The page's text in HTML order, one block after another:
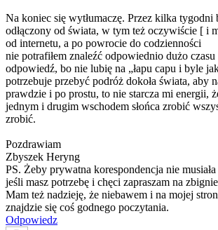
Na koniec się wytłumaczę. Przez kilka tygodni
odłączony od świata, w tym też oczywiście [ i
od internetu, a po powrocie do codzienności
nie potrafiłem znaleźć odpowiednio dużo czasu
odpowiedź, bo nie lubię na „łapu capu i byle
potrzebuje przebyć podróż dokoła świata, aby
prawdzie i po prostu, to nie starcza mi energii,
jednym i drugim wschodem słońca zrobić
zrobić.
Pozdrawiam
Zbyszek Heryng
PS. Żeby prywatna korespondencja nie
jeśli masz potrzebę i chęci zapraszam na
Mam też nadzieję, że niebawem i na mojej
znajdzie się coś godnego poczytania.
Odpowiedz